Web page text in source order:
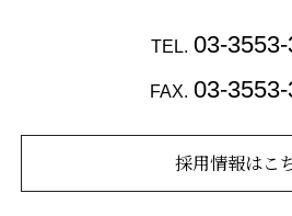
TEL. 03-
FAX. 03-
採用情報はこ